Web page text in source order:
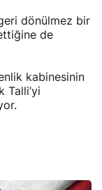
dönülmez bir
de
kabinesinin
Talli’yi